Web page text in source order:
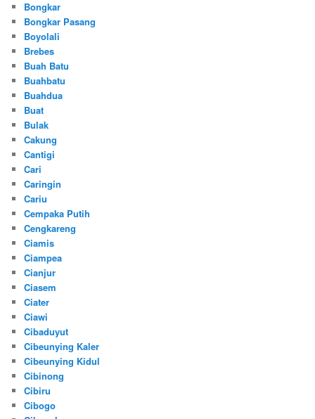
Bongkar
Bongkar Pasang
Boyolali
Brebes
Buah Batu
Buahbatu
Buahdua
Buat
Bulak
Cakung
Cantigi
Cari
Caringin
Cariu
Cempaka Putih
Cengkareng
Ciamis
Ciampea
Cianjur
Ciasem
Ciater
Ciawi
Cibaduyut
Cibeunying Kaler
Cibeunying Kidul
Cibinong
Cibiru
Cibogo